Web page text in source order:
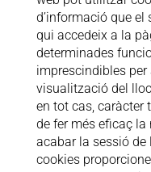
d’informació que el
qui accedeix a la
determinades
imprescindibles
visualització del
en tot cas, caràcter
de fer més eficaç la
acabar la sessió de
cookies